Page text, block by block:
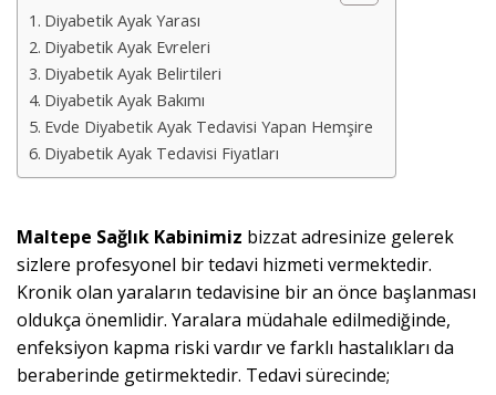
Diyabetik Ayak Yarası
Diyabetik Ayak Evreleri
Diyabetik Ayak Belirtileri
Diyabetik Ayak Bakımı
Evde Diyabetik Ayak Tedavisi Yapan Hemşire
Diyabetik Ayak Tedavisi Fiyatları
Maltepe Sağlık Kabinimiz bizzat adresinize gelerek
sizlere profesyonel bir tedavi hizmeti vermektedir.
Kronik olan yaraların tedavisine bir an önce başlanması
oldukça önemlidir. Yaralara müdahale edilmediğinde,
enfeksiyon kapma riski vardır ve farklı hastalıkları da
beraberinde getirmektedir. Tedavi sürecinde;